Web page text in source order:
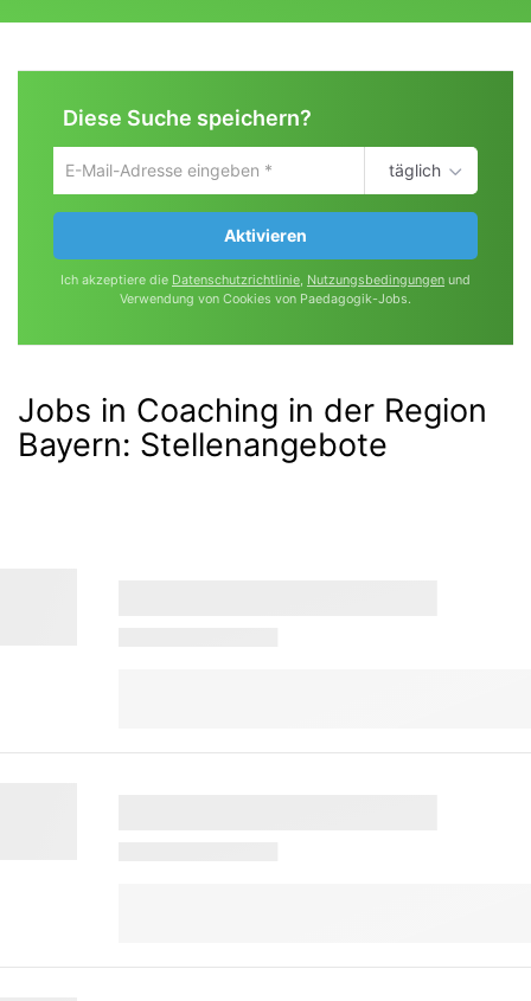
Diese Suche speichern?
Um
die
aktuelle
zu
speichern
deine
ein
täglich
Aktivieren
Ich akzeptiere die Datenschutzrichtlinie, Nutzungsbedingungen und
Verwendung von Cookies von Paedagogik-Jobs.
Jobs in Coaching in der Region
Bayern: Stellenangebote